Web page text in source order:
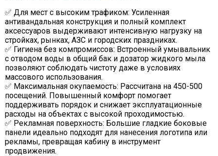
✅ Для мест с высоким трафиком: Усиленная
антивандальная конструкция и полный комплект
аксессуаров выдерживают интенсивную нагрузку на
стройках, рынках, АЗС и городских праздниках.
✅ Гигиена без компромиссов: Встроенный умывальник
с отводом воды в общий бак и дозатор жидкого мыла
позволяют соблюдать чистоту даже в условиях
массового использования.
✅ Максимальная окупаемость: Рассчитана на 450-500
посещений. Повышенный комфорт помогает
поддерживать порядок и снижает эксплуатационные
расходы на объектах с высокой проходимостью.
✅ Рекламная поверхность: Большие гладкие боковые
панели идеально подходят для нанесения логотипа или
рекламы, превращая кабину в инструмент
продвижения.